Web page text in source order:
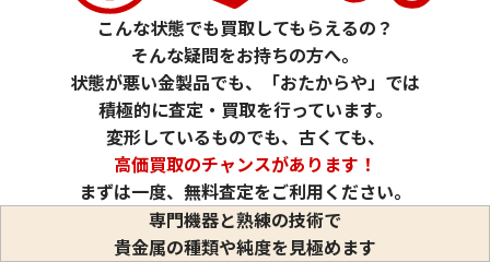
24金(K24) 徳力本店 干支小判 午
参考買取価格
円
24金（K24）天皇
5.0g
参考買取価格
148,800 円
こんな状態でも買取してもらえるの？
そんな疑問をお持ちの方へ。
状態が悪い金製品でも、「おたからや」では
積極的に査定・買取を行っています。
変形しているものでも、古くても、
高価買取のチャンスがあります！
まずは一度、無料査定をご利用ください。
専門機器と熟練の技術で
貴金属の種類や純度を見極めます